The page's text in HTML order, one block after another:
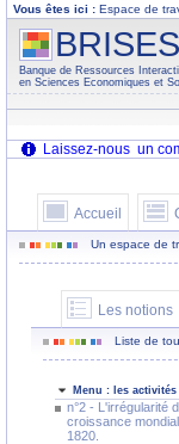
Vous êtes ici : Espace de
BRISES
Banque de Ressources
en Sciences Economiques et
Accueil
Un espace de
Les notions
Liste de
Menu : les activités
n°2 - L'irrégularité
croissance
1820.